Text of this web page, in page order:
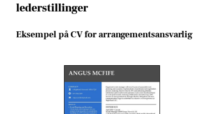
lederstillinger
Eksempel på CV for arrangementsansvarlig